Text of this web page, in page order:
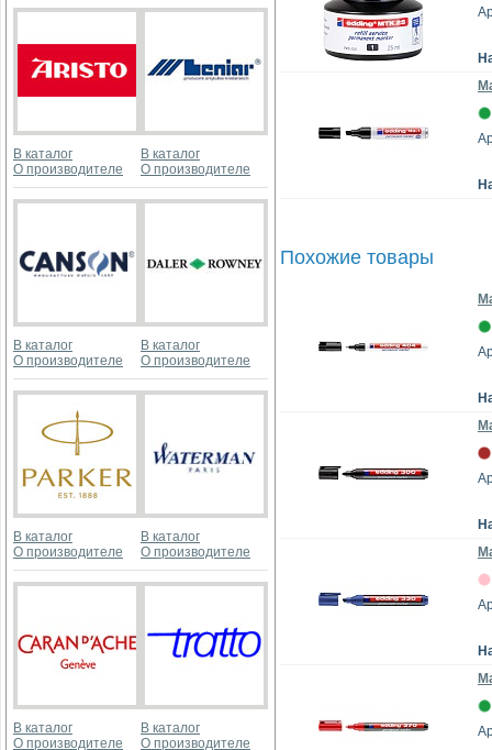
В каталог
О производителе
В каталог
О производителе
В каталог
О производителе
В каталог
О производителе
В каталог
О производителе
В каталог
О производителе
В каталог
О производителе
В каталог
О производителе
Похожие товары